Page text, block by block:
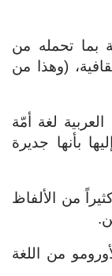
بما تحمله من
(وهذا من
لغة أمّة
بأنها جديرة
من الألفاظ
من اللغة